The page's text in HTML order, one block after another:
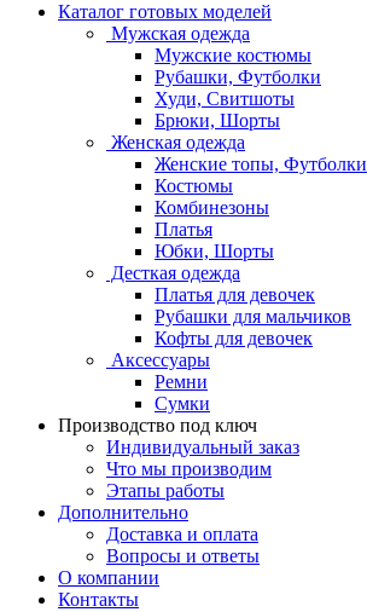
Каталог готовых моделей
Мужская одежда
Мужские костюмы
Рубашки, Футболки
Худи, Свитшоты
Брюки, Шорты
Женская одежда
Женские топы, Футболки
Костюмы
Комбинезоны
Платья
Юбки, Шорты
Десткая одежда
Платья для девочек
Рубашки для мальчиков
Кофты для девочек
Аксессуары
Ремни
Сумки
Производство под ключ
Индивидуальный заказ
Что мы производим
Этапы работы
Дополнительно
Доставка и оплата
Вопросы и ответы
О компании
Контакты